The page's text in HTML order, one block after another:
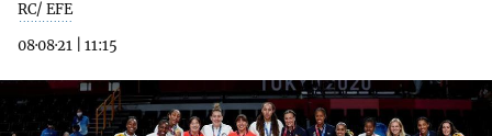
RC/ EFE
08·08·21
11:15